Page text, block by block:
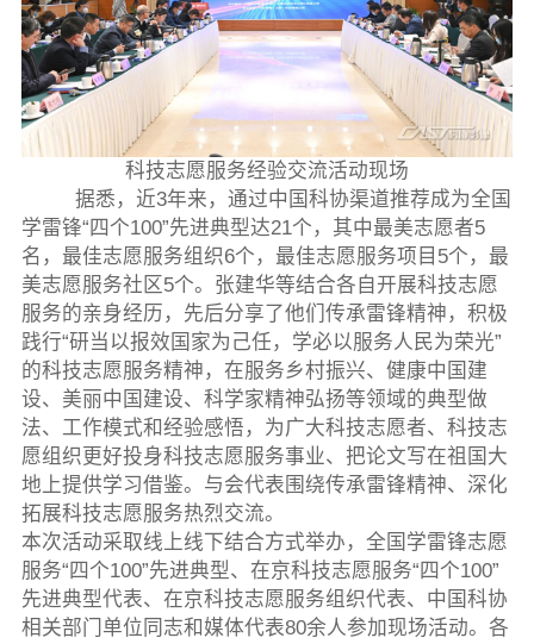
科技志愿服务经验交流活动现场
据悉，近3年来，通过中国科协渠道推荐成为全国
学雷锋“四个100”先进典型达21个，其中最美志愿者5
名，最佳志愿服务组织6个，最佳志愿服务项目5个，最
美志愿服务社区5个。张建华等结合各自开展科技志愿
服务的亲身经历，先后分享了他们传承雷锋精神，积极
践行“研当以报效国家为己任，学必以服务人民为荣光”
的科技志愿服务精神，在服务乡村振兴、健康中国建
设、美丽中国建设、科学家精神弘扬等领域的典型做
法、工作模式和经验感悟，为广大科技志愿者、科技志
愿组织更好投身科技志愿服务事业、把论文写在祖国大
地上提供学习借鉴。与会代表围绕传承雷锋精神、深化
拓展科技志愿服务热烈交流。
本次活动采取线上线下结合方式举办，全国学雷锋志愿
服务“四个100”先进典型、在京科技志愿服务“四个100”
先进典型代表、在京科技志愿服务组织代表、中国科协
相关部门单位同志和媒体代表80余人参加现场活动。各